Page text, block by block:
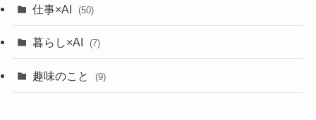
仕事×AI (50)
暮らし×AI (7)
趣味のこと (9)